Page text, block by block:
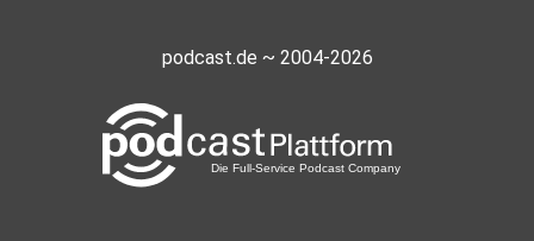
podcast.de ~ 2004-2026